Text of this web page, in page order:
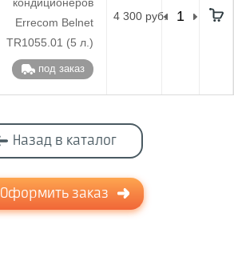
Errecom Belnet
TR1055.01 (5 л.)
под заказ
4 300 руб.
Назад в каталог
Оформить заказ